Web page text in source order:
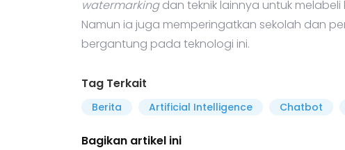
watermarkingdan teknik lainnya untuk melabeli
Namun ia juga memperingatkan sekolah dan
bergantung pada teknologi ini.
Tag Terkait
Berita Artificial Intelligence Chatbot
Bagikan artikel ini